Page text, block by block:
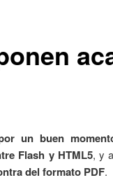
un buen
Flash y HTML5, y
del formato PDF.